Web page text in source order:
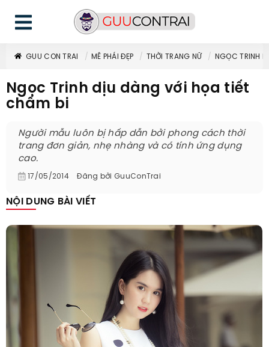
GUU CON TRAI MÊ PHÁI ĐẸP THỜI TRANG NỮ NGỌC TRINH
Ngọc Trinh dịu dàng với họa tiết
chấm bi
Người mẫu luôn bị hấp dẫn bởi phong cách thời
trang đơn giản, nhẹ nhàng và có tính ứng dụng
cao.
17/05/2014 Đăng bởi GuuConTrai
NỘI DUNG BÀI VIẾT